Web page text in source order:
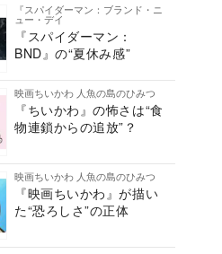
『スパイダーマン：ブランド・ニ
ュー・デイ
『スパイダーマン：
BND』の“夏休み感”
映画ちいかわ 人魚の島のひみつ
『ちいかわ』の怖さは“食
物連鎖からの追放”？
映画ちいかわ 人魚の島のひみつ
『映画ちいかわ』が描い
た“恐ろしさ”の正体